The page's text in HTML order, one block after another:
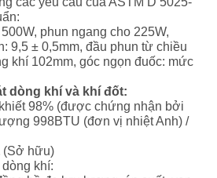
phun ngang cho 225W,
9,5 ± 0,5mm, đầu phun từ chiều
khí 102mm, góc ngọn đuốc: mức
dòng khí và khí đốt:
98% (được chứng nhận bởi
998BTU (đơn vị nhiệt Anh) /
(Sở hữu)
khí: